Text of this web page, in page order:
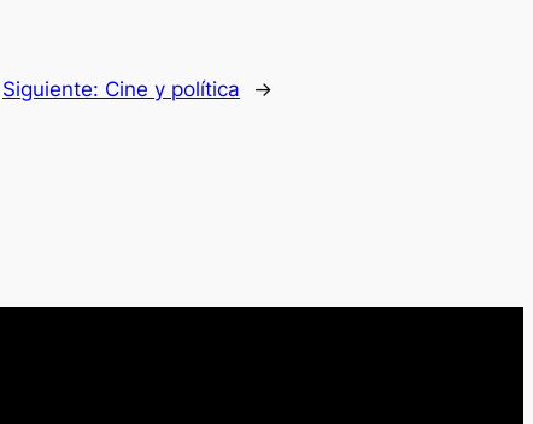
Siguiente: Cine y política →